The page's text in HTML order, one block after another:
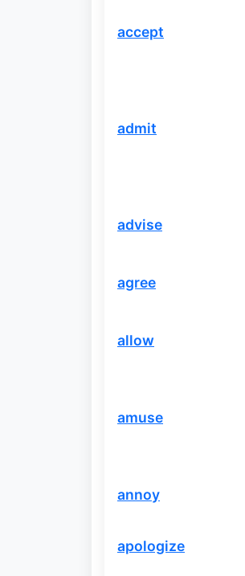
accept
admit
advise
agree
allow
amuse
annoy
apologize